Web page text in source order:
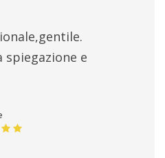
spiegazione e